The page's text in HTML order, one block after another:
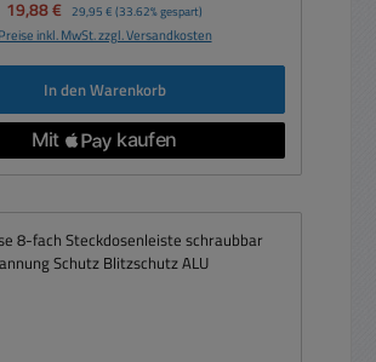
Verkaufspreis:
19,88 € Regulärer Preis:
29,95 € (33.62% gespart)
Preise inkl. MwSt. zzgl. Versandkosten
In den Warenkorb